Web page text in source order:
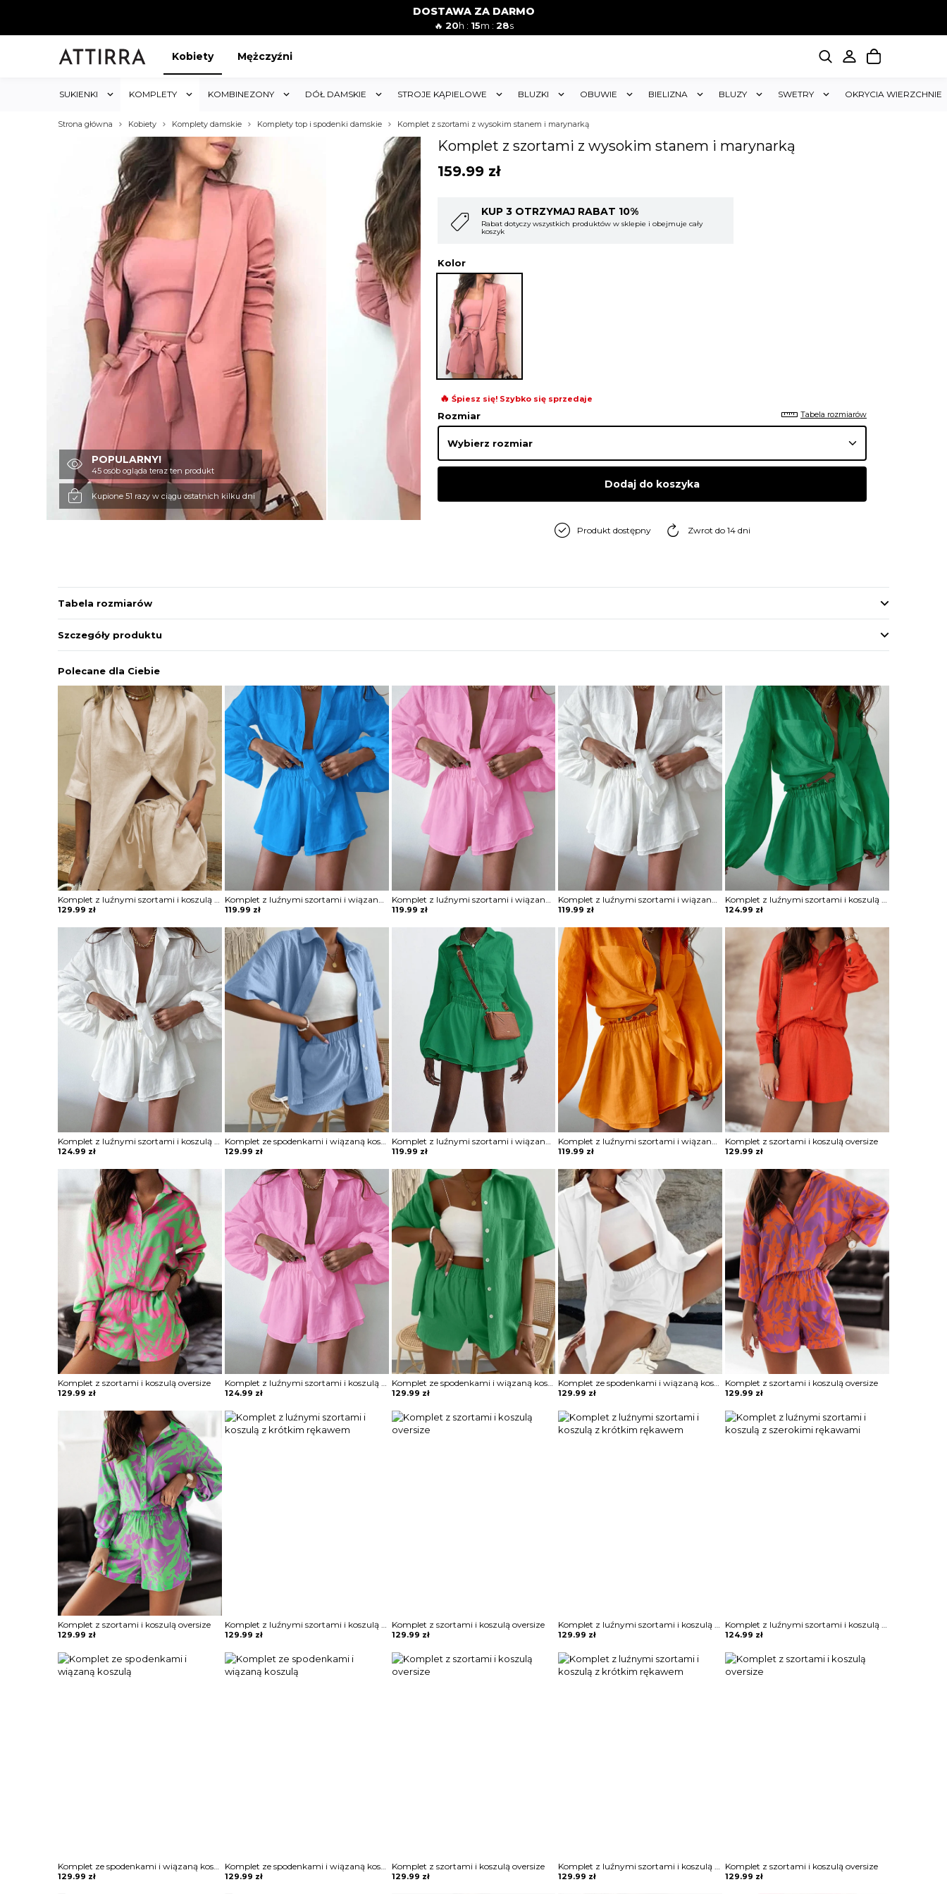
DOSTAWA ZA DARMO
🔥 20h : 15m : 26s
Kobiety Mężczyźni
SUKIENKI KOMPLETY KOMBINEZONY DÓŁ DAMSKIE STROJE KĄPIELOWE BLUZKI OBUWIE BIELIZNA BLUZY SWETRY OKRYCIA WIERZCHNIE
Strona główna Kobiety Komplety damskie Komplety top i spodenki damskie Komplet z szortami z wysokim stanem i marynarką
POPULARNY!
45 osób ogląda teraz ten produkt
Kupione 51 razy w ciągu ostatnich kilku dni
Komplet z szortami z wysokim stanem i marynarką
159.99 zł
w sklepie i obejmuje cały
KUP 3 OTRZYMAJ RABAT 10%
Rabat dotyczy wszystkich produktów w sklepie i obejmuje cały
koszyk
KUP 4 OTRZYMAJ RABAT 15%
Rabat dotyczy wszystkich produktów w sklepie i obejmuje cały
koszyk
Kolor
🔥 Śpiesz się! Szybko się sprzedaje
Rozmiar Tabela rozmiarów
Dodaj do koszyka
Produkt dostępny Zwrot do 14 dni
Tabela rozmiarów
Szczegóły produktu
Polecane dla Ciebie
Komplet z luźnymi szortami i koszulą z krótkim rękawem
129.99 zł
Komplet z luźnymi szortami i wiązaną koszulą
119.99 zł
Komplet z luźnymi szortami i wiązaną koszulą
119.99 zł
Komplet z luźnymi szortami i wiązaną koszulą
119.99 zł
Komplet z luźnymi szortami i koszulą z szerokimi rękawami
124.99 zł
Komplet z luźnymi szortami i koszulą z szerokimi rękawami
124.99 zł
Komplet ze spodenkami i wiązaną koszulą
129.99 zł
Komplet z luźnymi szortami i wiązaną koszulą
119.99 zł
Komplet z luźnymi szortami i wiązaną koszulą
119.99 zł
Komplet z szortami i koszulą oversize
129.99 zł
Komplet z szortami i koszulą oversize
129.99 zł
Komplet z luźnymi szortami i koszulą z szerokimi rękawami
124.99 zł
Komplet ze spodenkami i wiązaną koszulą
129.99 zł
Komplet ze spodenkami i wiązaną koszulą
129.99 zł
Komplet z szortami i koszulą oversize
129.99 zł
Komplet z szortami i koszulą oversize
129.99 zł
Komplet z luźnymi szortami i koszulą z krótkim rękawem
129.99 zł
Komplet z szortami i koszulą oversize
129.99 zł
Komplet z luźnymi szortami i koszulą z krótkim rękawem
129.99 zł
Komplet z luźnymi szortami i koszulą z szerokimi rękawami
124.99 zł
Komplet ze spodenkami i wiązaną koszulą
129.99 zł
Komplet ze spodenkami i wiązaną koszulą
129.99 zł
Komplet z szortami i koszulą oversize
129.99 zł
Komplet z luźnymi szortami i koszulą z krótkim rękawem
129.99 zł
Komplet z szortami i koszulą oversize
129.99 zł